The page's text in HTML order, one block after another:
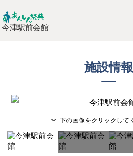
今津駅前会館
施設情報
下の画像をクリックして